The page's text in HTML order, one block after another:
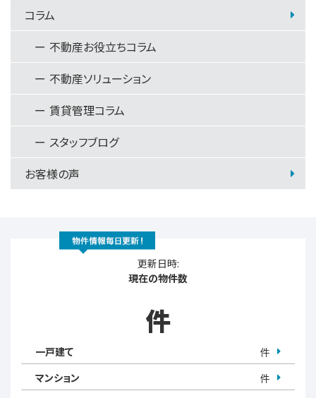
コラム
不動産お役立ちコラム
不動産ソリューション
賃貸管理コラム
スタッフブログ
お客様の声
更新日時:
現在の物件数
件
一戸建て
件
マンション
件